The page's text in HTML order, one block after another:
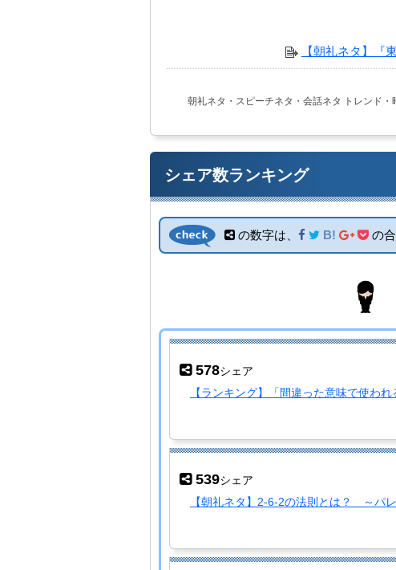
【朝礼ネタ】『
朝礼ネタ・スピーチネタ・会話ネタ
トレンド
シェア数ランキング
の数字は、 B! の
た
あり
578シェア
【ランキング】「間違った意味で使わ
539シェア
【朝礼ネタ】2-6-2の法則とは？ ～パ